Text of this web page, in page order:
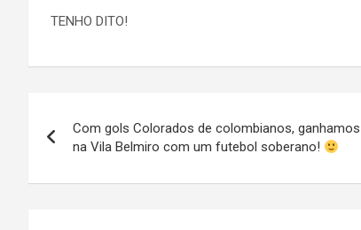
TENHO DITO!
de
Post
Com gols Colorados de colombianos, ganhamos
na Vila Belmiro com um futebol soberano!